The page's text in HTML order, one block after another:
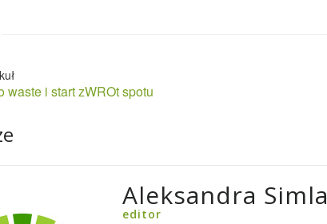
i start zWROt spotu
Aleksandra Simla
editor